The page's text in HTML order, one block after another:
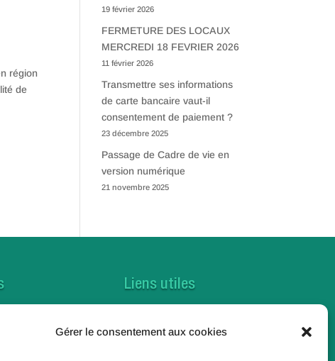
Gérer le consentement aux cookies
région
de
19 février 2026
FERMETURE DES LOCAUX
MERCREDI 18 FEVRIER 2026
11 février 2026
Transmettre ses informations
de carte bancaire vaut-il
consentement de paiement ?
23 décembre 2025
Passage de Cadre de vie en
version numérique
21 novembre 2025
Liens utiles
Foire aux questions